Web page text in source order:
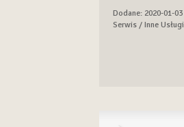
Dodane: 2020-01-03
Serwis / Inne Usługi